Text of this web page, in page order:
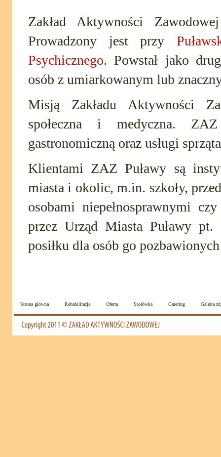
Zakład Aktywności
Prowadzony jest przy
Psychicznego. Powstał jako
osób z umiarkowanym lub
Misją Zakładu Aktywności
społeczna i medyczna.
gastronomiczną oraz usługi
Klientami ZAZ Puławy są
miasta i okolic, m.in. szkoły,
osobami niepełnosprawnymi
przez Urząd Miasta Puławy
posiłku dla osób go
Strona główna Rehabilitacja Oferta Stołówka Catering Galeria